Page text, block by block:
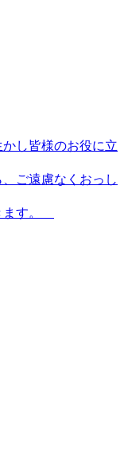
し皆様のお役に立
ご遠慮なくおっし
ます。